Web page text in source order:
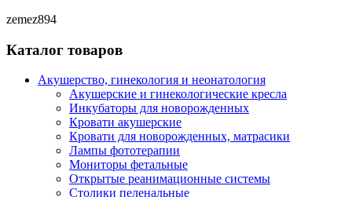
zemez894
Каталог товаров
Акушерство, гинекология и неонатология
Акушерские и гинекологические креслa
Инкубаторы для новорожденных
Кровати акушерские
Кровати для новорожденных, матрасики
Лампы фототерапии
Мониторы фетальные
Открытые реанимационные системы
Столики пеленальные